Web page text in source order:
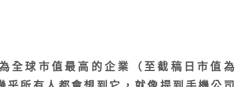
球市值最高的企業（至截稿日市值為